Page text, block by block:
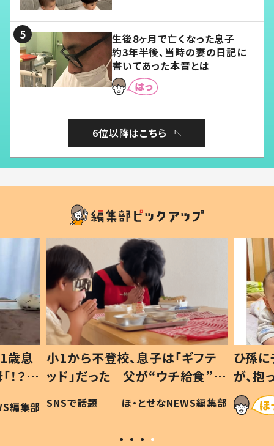
生後8ヶ月で亡くなった息子
約3年半後、当時の妻の日記に
書いてあった本音とは
6位以降はこちら
歳息
？」
編集部
小1から不登校、息子は「ギフテ
ッド」だった 父が“ウチ給食”を
作り続ける理由とは #令和の親
#令和の子
SNSで話題 ほ・とせなNEWS編集部
ひ孫
が、
「涙が
い」